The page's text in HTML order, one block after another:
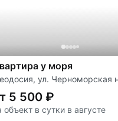
у моря
5 500 ₽
объект в сутки в августе